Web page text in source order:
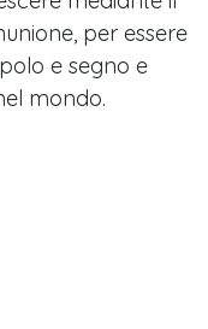
per essere
e segno e
mondo.